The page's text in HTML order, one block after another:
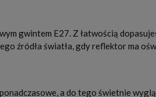
gwintem E27. Z łatwością
źródła światła, gdy reflektor ma
a do tego świetnie